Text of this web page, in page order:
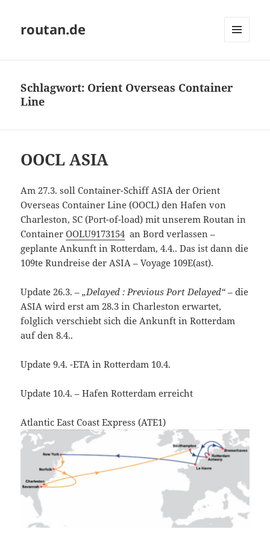
routan.de
Schlagwort: Orient Overseas Container
Line
OOCL ASIA
Am 27.3. soll Container-Schiff ASIA der Orient
Overseas Container Line (OOCL) den Hafen von
Charleston, SC (Port-of-load) mit unserem Routan in
ContainerOOLU9173154an Bord verlassen –
geplante Ankunft in Rotterdam, 4.4.. Das ist dann die
109te Rundreise der ASIA – Voyage 109E(ast).
Update 26.3. –„Delayed : Previous Port Delayed“– die
ASIA wird erst am 28.3 in Charleston erwartet,
folglich verschiebt sich die Ankunft in Rotterdam
auf den 8.4..
Update 9.4. -ETA in Rotterdam 10.4.
Update 10.4. – Hafen Rotterdam erreicht
Atlantic East Coast Express (ATE1)